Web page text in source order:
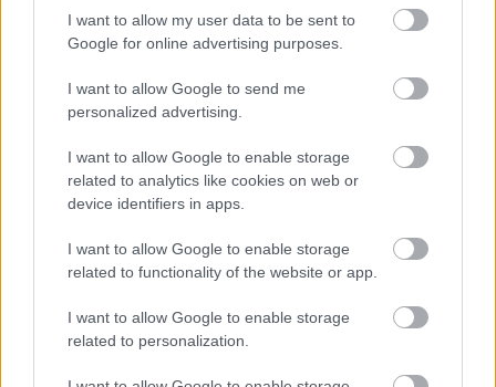
I want to allow my user data to be sent to
Google for online advertising purposes.
I want to allow Google to send me
personalized advertising.
I want to allow Google to enable storage
related to analytics like cookies on web or
device identifiers in apps.
I want to allow Google to enable storage
related to functionality of the website or app.
I want to allow Google to enable storage
related to personalization.